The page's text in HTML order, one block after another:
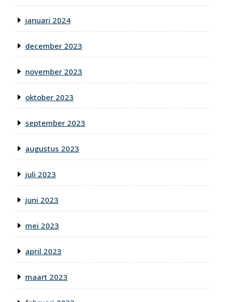
januari 2024
december 2023
november 2023
oktober 2023
september 2023
augustus 2023
juli 2023
juni 2023
mei 2023
april 2023
maart 2023